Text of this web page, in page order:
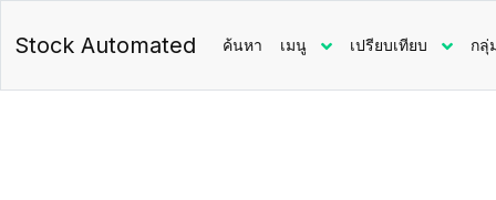
Stock Automated ค้นหา เมนู เปรียบเทียบ กลุ่